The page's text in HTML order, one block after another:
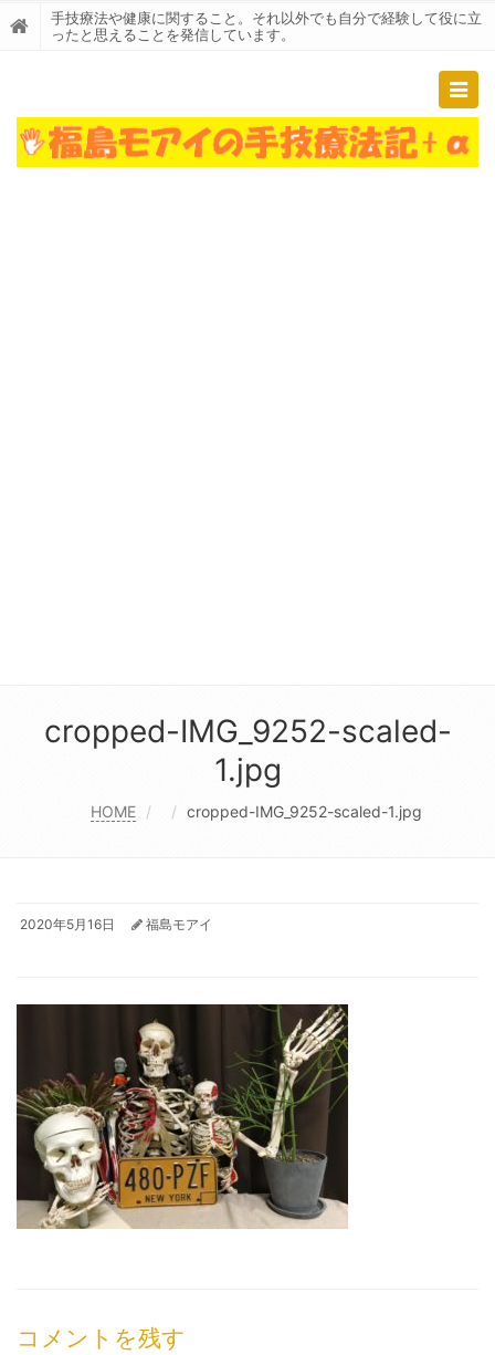
手技療法や健康に関すること。それ以外でも自分で経験して役に立
ったと思えることを発信しています。
cropped-IMG_9252-scaled-
1.jpg
HOME cropped-IMG_9252-scaled-1.jpg
2020年5月16日 福島モアイ
コメントを残す